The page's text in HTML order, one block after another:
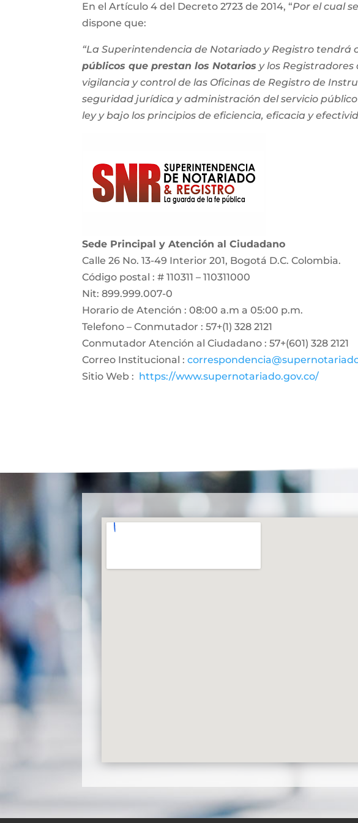
En el Artículo 4 del Decreto 2723 de 2014, “Por el cual
dispone que:
“La Superintendencia de Notariado y Registro
públicos que prestan los Notarios y los
vigilancia y control de las Oficinas de Registro de
seguridad jurídica y administración del servicio
ley y bajo los principios de eficiencia, eficacia y
Sede Principal y Atención al Ciudadano
Calle 26 No. 13-49 Interior 201, Bogotá D.C. Colombia.
Código postal : # 110311 – 110311000
Nit: 899.999.007-0
Horario de Atención : 08:00 a.m a 05:00 p.m.
Telefono – Conmutador : 57+(1) 328 2121
Conmutador Atención al Ciudadano : 57+(601) 328 2121
Correo Institucional :
Sitio Web : https://www.supernotariado.gov.co/